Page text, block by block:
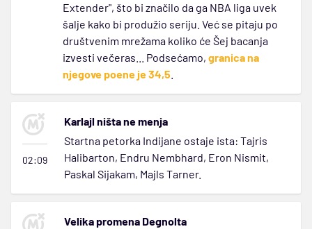
Extender", što bi značilo da ga NBA liga uvek
šalje kako bi produžio seriju. Već se pitaju po
društvenim mrežama koliko će Šej bacanja
izvesti večeras... Podsećamo, granica na
njegove poene je 34,5
02:09
Karlajl ništa ne menja
Startna petorka Indijane ostaje ista: Tajris
Halibarton, Endru Nembhard, Eron Nismit,
Paskal Sijakam, Majls Tarner.
Velika promena Degnolta